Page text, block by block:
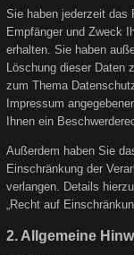
Sie haben jederzeit das
Empfänger und Zweck
erhalten. Sie haben
Löschung dieser Daten
zum Thema
Impressum
Ihnen ein
Außerdem haben Sie
Einschränkung der
verlangen. Details
„Recht auf
2. Allgemeine